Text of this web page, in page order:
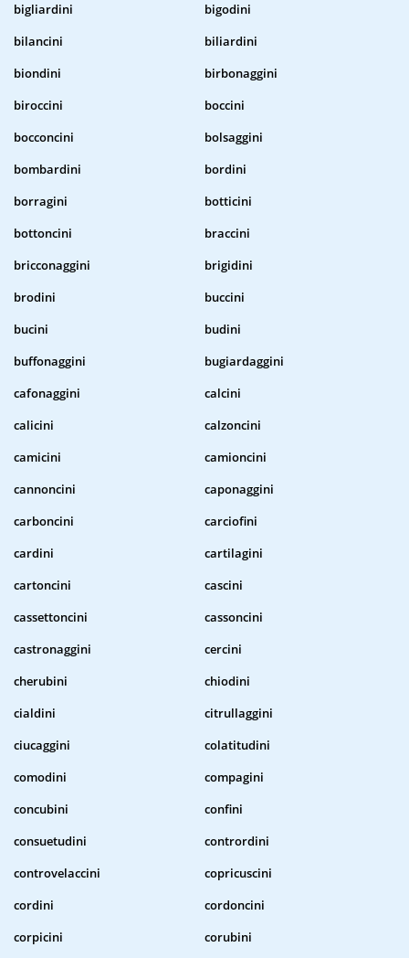
bigliardini
bigodini
bilancini
biliardini
biondini
birbonaggini
biroccini
boccini
bocconcini
bolsaggini
bombardini
bordini
borragini
botticini
bottoncini
braccini
bricconaggini
brigidini
brodini
buccini
bucini
budini
buffonaggini
bugiardaggini
cafonaggini
calcini
calicini
calzoncini
camicini
camioncini
cannoncini
caponaggini
carboncini
carciofini
cardini
cartilagini
cartoncini
cascini
cassettoncini
cassoncini
castronaggini
cercini
cherubini
chiodini
cialdini
citrullaggini
ciucaggini
colatitudini
comodini
compagini
concubini
confini
consuetudini
contrordini
controvelaccini
copricuscini
cordini
cordoncini
corpicini
corubini